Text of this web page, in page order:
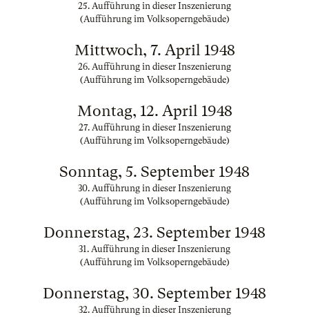
25. Aufführung in dieser Inszenierung
(Aufführung im Volksoperngebäude)
Mittwoch, 7. April 1948
26. Aufführung in dieser Inszenierung
(Aufführung im Volksoperngebäude)
Montag, 12. April 1948
27. Aufführung in dieser Inszenierung
(Aufführung im Volksoperngebäude)
Sonntag, 5. September 1948
30. Aufführung in dieser Inszenierung
(Aufführung im Volksoperngebäude)
Donnerstag, 23. September 1948
31. Aufführung in dieser Inszenierung
(Aufführung im Volksoperngebäude)
Donnerstag, 30. September 1948
32. Aufführung in dieser Inszenierung